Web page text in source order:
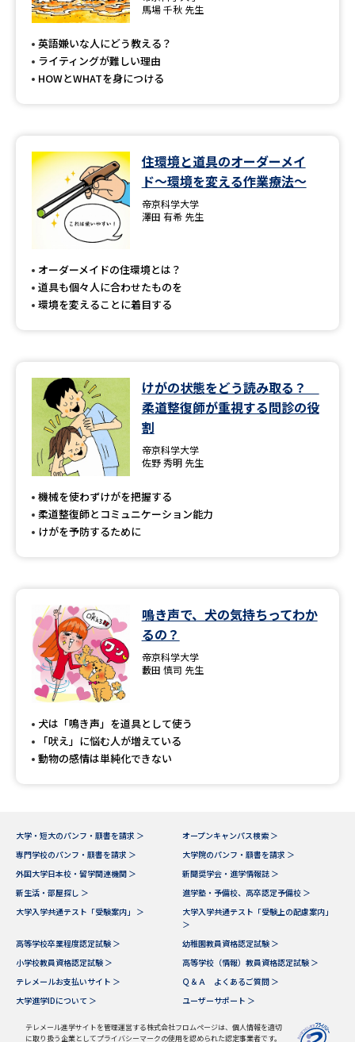
馬場 千秋 先生
英語嫌いな人にどう教える？
ライティングが難しい理由
HOWとWHATを身につける
住環境と道具のオーダーメイ
ド〜環境を変える作業療法～
帝京科学大学
澤田 有希 先生
オーダーメイドの住環境とは？
道具も個々人に合わせたものを
環境を変えることに着目する
けがの状態をどう読み取る？
柔道整復師が重視する問診の役
割
帝京科学大学
佐野 秀明 先生
機械を使わずけがを把握する
柔道整復師とコミュニケーション能力
けがを予防するために
鳴き声で、犬の気持ちってわか
るの？
帝京科学大学
藪田 慎司 先生
犬は「鳴き声」を道具として使う
「吠え」に悩む人が増えている
動物の感情は単純化できない
大学・短大のパンフ・願書を請求 ＞
オープンキャンパス検索 ＞
専門学校のパンフ・願書を請求 ＞
大学院のパンフ・願書を請求 ＞
外国大学日本校・留学関連機関 ＞
新聞奨学会・進学情報誌 ＞
新生活・部屋探し ＞
進学塾・予備校、高卒認定予備校 ＞
大学入学共通テスト「受験案内」 ＞
大学入学共通テスト「受験上の配慮案内」
＞
高等学校卒業程度認定試験 ＞
幼稚園教員資格認定試験 ＞
小学校教員資格認定試験 ＞
高等学校（情報）教員資格認定試験 ＞
テレメールお支払いサイト ＞
Ｑ＆Ａ よくあるご質問 ＞
大学進学IDについて ＞
ユーザーサポート ＞
テレメール進学サイトを管理運営する株式会社フロムページは、個人情報を適切
に取り扱う企業としてプライバシーマークの使用を認められた認定事業者です。